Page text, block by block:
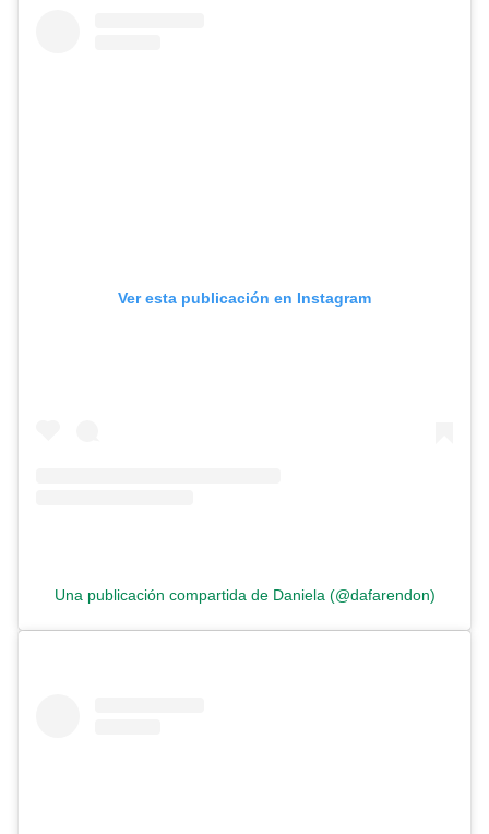
Ver esta publicación en Instagram
Una publicación compartida de Daniela (@dafarendon)